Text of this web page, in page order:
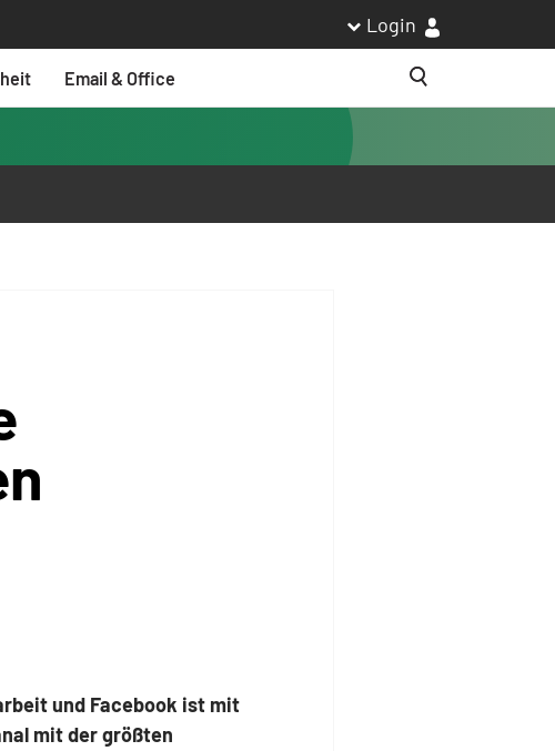
Login
Email & Office
Suche
und Facebook ist mit
mit der größten